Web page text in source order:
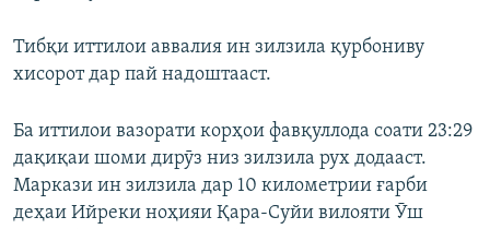
Тибқи иттилои аввалия ин зилзила қурбониву
хисорот дар пай надоштааст.
Ба иттилои вазорати корҳои фавқуллода соати 23:29
дақиқаи шоми дирӯз низ зилзила рух додааст.
Маркази ин зилзила дар 10 километрии ғарби
деҳаи Ийреки ноҳияи Қара-Суйи вилояти Ӯш